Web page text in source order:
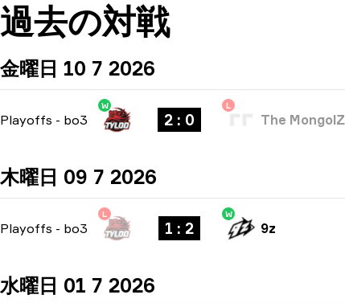
過去の対戦
金曜日 10 7 2026
Playoffs - bo3
W
2 : 0
L
The
木曜日 09 7 2026
Playoffs - bo3
L
1 : 2
W
9z
水曜日 01 7 2026